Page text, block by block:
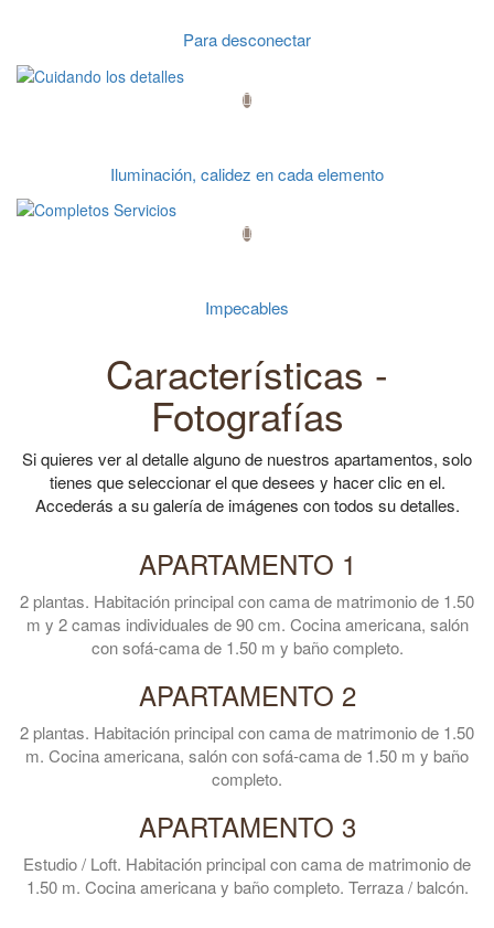
Para desconectar
Iluminación, calidez en cada elemento
Impecables
Características -
Fotografías
Si quieres ver al detalle alguno de nuestros apartamentos, solo
tienes que seleccionar el que desees y hacer clic en el.
Accederás a su galería de imágenes con todos su detalles.
APARTAMENTO 1
2 plantas. Habitación principal con cama de matrimonio de 1.50
m y 2 camas individuales de 90 cm. Cocina americana, salón
con sofá-cama de 1.50 m y baño completo.
APARTAMENTO 2
2 plantas. Habitación principal con cama de matrimonio de 1.50
m. Cocina americana, salón con sofá-cama de 1.50 m y baño
completo.
APARTAMENTO 3
Estudio / Loft. Habitación principal con cama de matrimonio de
1.50 m. Cocina americana y baño completo. Terraza / balcón.